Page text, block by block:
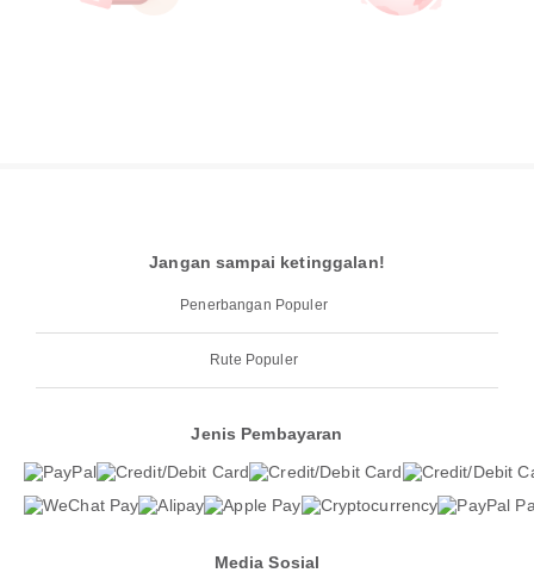
Jangan sampai ketinggalan!
Penerbangan Populer
Rute Populer
Jenis Pembayaran
Media Sosial